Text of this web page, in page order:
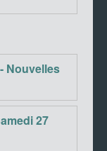
Nouvelles
27